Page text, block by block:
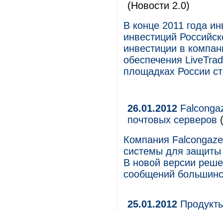
(Новости 2.0)
В конце 2011 года
инвестиций
инвестиции в
обеспечения
площадках России
26.01.2012
почтовых серверов
Компания
системы для защиты
В новой версии
сообщений
25.01.2012